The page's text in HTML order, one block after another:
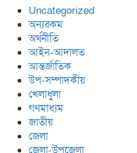
Uncategorized
অন্যরকম
অর্থনীতি
আইন-আদালত
আন্তর্জাতিক
উপ-সম্পাদকীয়
খেলাধুলা
গণমাধ্যম
জাতীয়
জেলা